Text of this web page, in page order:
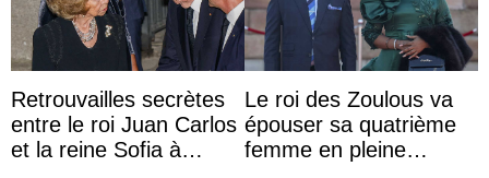
Retrouvailles secrètes
entre le roi Juan Carlos
et la reine Sofia à
Le roi des Zoulous va
épouser sa quatrième
femme en pleine